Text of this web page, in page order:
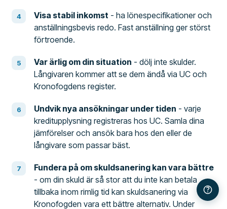
Visa stabil inkomst - ha lönespecifikationer och
anställningsbevis redo. Fast anställning ger störst
förtroende.
Var ärlig om din situation - dölj inte skulder.
Långivaren kommer att se dem ändå via UC och
Kronofogdens register.
Undvik nya ansökningar under tiden - varje
kreditupplysning registreras hos UC. Samla dina
jämförelser och ansök bara hos den eller de
långivare som passar bäst.
Fundera på om skuldsanering kan vara bättre
- om din skuld är så stor att du inte kan betala
tillbaka inom rimlig tid kan skuldsanering via
Kronofogden vara ett bättre alternativ. Under